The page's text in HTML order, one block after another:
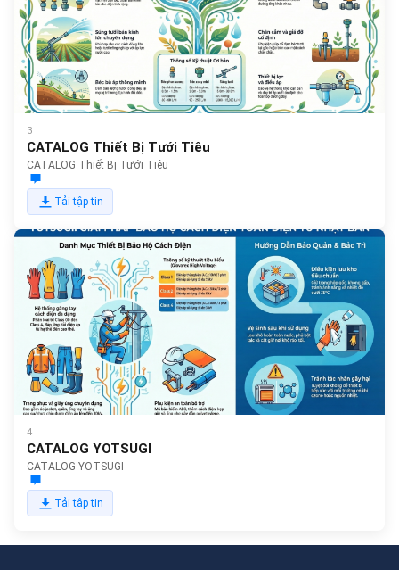
3
CATALOG Thiết Bị Tưới Tiêu
CATALOG Thiết Bị Tưới Tiêu
Tải tập tin
4
CATALOG YOTSUGI
CATALOG YOTSUGI
Tải tập tin